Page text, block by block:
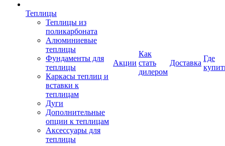
Теплицы
Теплицы из
поликарбоната
Алюминиевые
теплицы
Фундаменты для
теплицы
Каркасы теплиц и
вставки к
теплицам
Дуги
Дополнительные
опции к теплицам
Аксессуары для
теплицы
Акции
Как
стать
дилером
Доставка
Где